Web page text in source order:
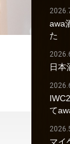
awa
た
日本
て
マイ